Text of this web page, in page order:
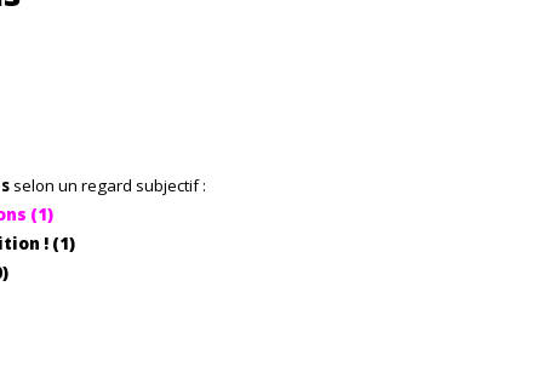
selon un regard subjectif :
(1)
! (1)